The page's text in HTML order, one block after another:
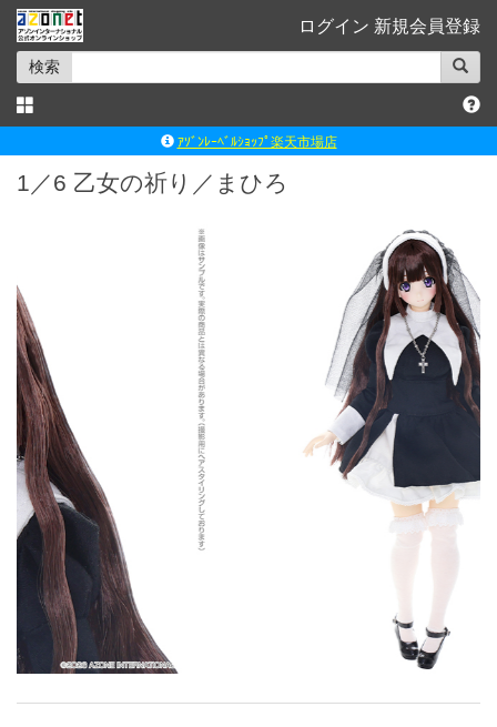
ログイン 新規会員登録
検索
ｱｿﾞﾝﾚｰﾍﾞﾙｼｮｯﾌﾟ楽天市場店
アゾンダイレクトストア
よくあるご質問（Q&A）
◆◆さとふる◆◆
1／6 乙女の祈り／まひろ